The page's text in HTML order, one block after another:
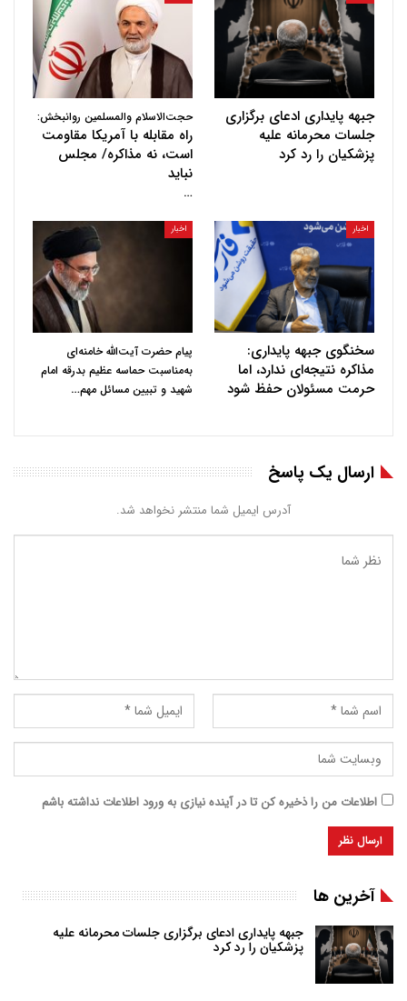
جبهه پایداری ادعای برگزاری
جلسات محرمانه علیه
پزشکیان را رد کرد
حجت‌الاسلام والمسلمین روانبخش:
راه مقابله با آمریکا مقاومت
است، نه مذاکره/ مجلس
نباید
…
اخبار
سخنگوی جبهه پایداری:
مذاکره نتیجه‌ای ندارد، اما
حرمت مسئولان حفظ شود
اخبار
پیام حضرت آیت‌الله خامنه‌ای
به‌مناسبت حماسه عظیم بدرقه امام
شهید و تبیین مسائل مهم…
ارسال یک پاسخ
آدرس ایمیل شما منتشر نخواهد شد.
اطلاعات من را ذخیره کن تا در آینده نیازی به ورود اطلاعات نداشته باشم
آخرین ها
جبهه پایداری ادعای برگزاری جلسات محرمانه علیه
پزشکیان را رد کرد